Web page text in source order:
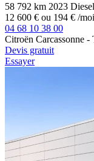
58 792 km 2023 Diesel
12 600 € ou 194 € /
04 68 10 38 00
Citroën Carcassonne -
Devis gratuit
Essayer